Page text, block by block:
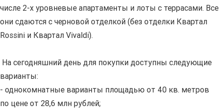
числе 2-х уровневые апартаменты и лоты с террасами. Все
они сдаются с черновой отделкой (без отделки Квартал
Rossini и Квартал Vivaldi).
На сегодняшний день для покупки доступны следующие
варианты:
- однокомнатные варианты площадью от 40 кв. метров
по цене от 28,6 млн рублей;